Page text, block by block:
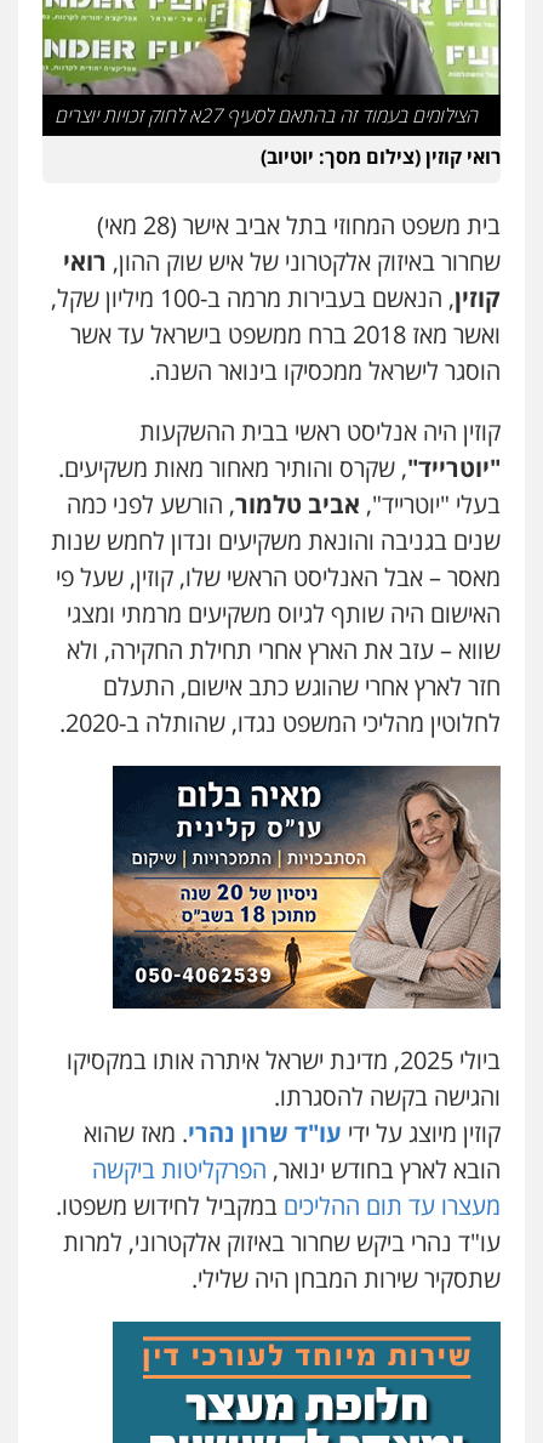
פלילי פשיעה כלכלית צווארון לבן
0506217771
עו"ד אביגדור פלדמן
פלילי אסירים צווארון לבן
עו"ד תמיר סולומון
פלילי כלכלי מיסים הלבנת הון
0528758840
פלילי צווארון לבן מס הכנסה מע"מ
0506209859
הצילומים בעמוד זה בהתאם לסעיף 27א לחוק זכויות יוצרים
רואי קוזין (צילום מסך: יוטיוב)
בית משפט המחוזי בתל אביב אישר (28 מאי)
שחרור באיזוק אלקטרוני של איש שוק ההון, רואי
קוזין
, הנאשם בעבירות מרמה ב-100 מיליון שקל,
ואשר מאז 2018 ברח ממשפט בישראל עד אשר
הוסגר לישראל ממכסיקו בינואר השנה.
קוזין היה אנליסט ראשי בבית ההשקעות
"יוטרייד", שקרס והותיר מאחור מאות משקיעים.
בעלי "יוטרייד", אביב טלמור, הורשע לפני כמה
שנים בגניבה והונאת משקיעים ונדון לחמש שנות
מאסר – אבל האנליסט הראשי שלו, קוזין, שעל פי
האישום היה שותף לגיוס משקיעים מרמתי ומצגי
שווא – עזב את הארץ אחרי תחילת החקירה, ולא
חזר לארץ אחרי שהוגש כתב אישום, התעלם
לחלוטין מהליכי המשפט נגדו, שהותלה ב-2020.
ביולי 2025, מדינת ישראל איתרה אותו במקסיקו
והגישה בקשה להסגרתו.
קוזין מיוצג על ידי עו"ד שרון נהרי. מאז שהוא
הובא לארץ בחודש ינואר, הפרקליטות ביקשה
מעצרו עד תום ההליכים במקביל לחידוש משפטו.
עו"ד נהרי ביקש שחרור באיזוק אלקטרוני, למרות
שתסקיר שירות המבחן היה שלילי.